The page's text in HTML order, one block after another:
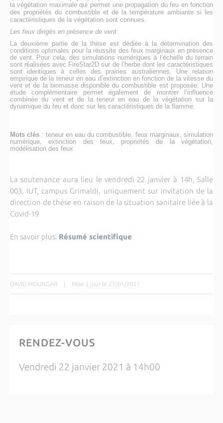
la végétation maximale qui permet une propagation du feu en fonction
des propriétés du combustible et de la température ambiante si les
caractéristiques de la végétation sont connues.
Les feux dirigés en présence de vent
La deuxième partie de la thèse est dédiée à la détermination des
conditions optimales pour la réussite des feux marginaux en présence
de vent. Pour cela, des simulations numériques à l’échelle du terrain
sont réalisées avec FireStar2D sur de l’herbe dont les caractéristiques
sont identiques à celles des prairies australiennes. Une relation
empirique de la teneur en eau d’extinction en fonction de la vitesse du
vent et de la biomasse disponible du combustible est proposée. Une
étude complémentaire permet également de montrer l’influence
combinée du vent et de la teneur en eau de la végétation sur la
dynamique du feu et donc sur les caractéristiques de la flamme.
Mots clés : teneur en eau du combustible, feux marginaux, simulation
numérique, extinction des feux, propriétés de la végétation,
modélisation des feux
La soutenance aura lieu levendredi 22 janvier à 14h, Salle
003, IUT, campus Grimaldi, uniquement sur invitation de la
direction de thèse en raison de la situation sanitaire liée à la
Covid-19
En savoir plus: Résumé scientifique
DAVID MOUNGAR | Mise à jour le 27/01/2021
RENDEZ-VOUS
Vendredi 22 janvier 2021 à 14h00